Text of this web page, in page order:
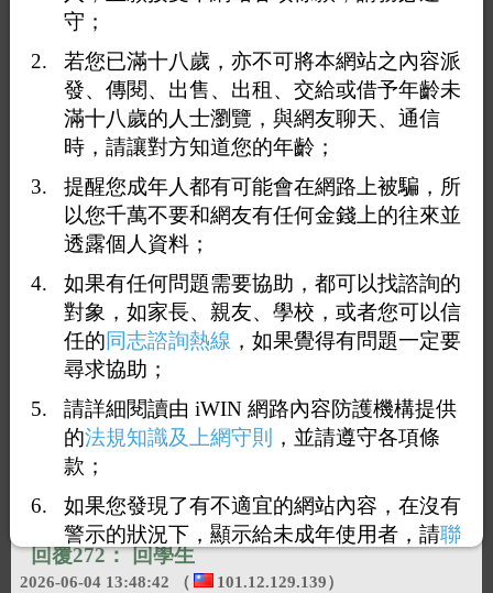
26
回覆271：學生21
2026-06-04 13:46:59（ 49.216.129.213）
看不到
回覆272：回學生
2026-06-04 13:48:42 （ 101.12.129.139）
守；
若您已滿十八歲，亦不可將本網站之內容派
發、傳閱、出售、出租、交給或借予年齡未
滿十八歲的人士瀏覽，與網友聊天、通信
時，請讓對方知道您的年齡；
提醒您成年人都有可能會在網路上被騙，所
以您千萬不要和網友有任何金錢上的往來並
透露個人資料；
如果有任何問題需要協助，都可以找諮詢的
對象，如家長、親友、學校，或者您可以信
任的同志諮詢熱線 ，如果覺得有問題一定要
尋求協助；
請詳細閱讀由 iWIN 網路內容防護機構提供
的法規知識及上網守則
，並請遵守各項條
款；
如果您發現了有不適宜的網站內容，在沒有
警示的狀況下，顯示給未成年使用者，請聯
絡我們
，謝謝您的合作。